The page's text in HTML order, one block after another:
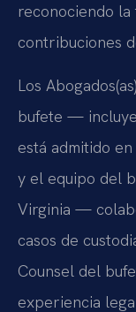
reconociendo la
contribuciones
Los
bufete —
está admitido
y el equipo del
Virginia —
casos de
Counsel del
experiencia